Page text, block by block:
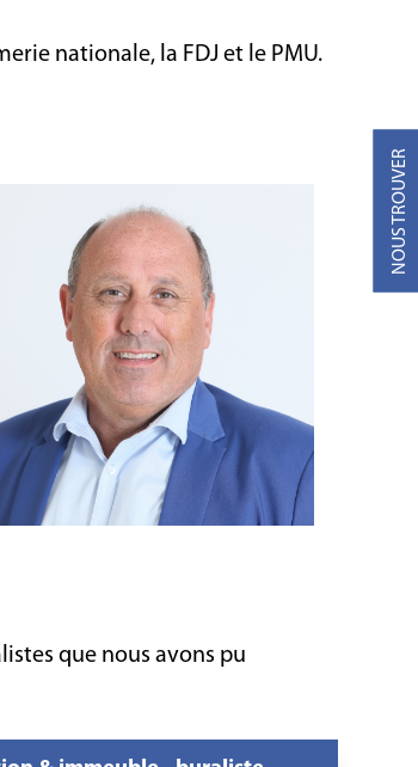
NOUS TROUVER
nationale, la FDJ et le PMU.
que nous avons pu